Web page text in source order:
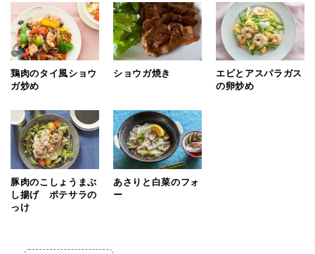
鶏肉のタイ風ショウ
ガ炒め
ショウガ焼き
エビとアスパラガス
の卵炒め
豚肉のこしょうまぶ
し揚げ ポテサラの
っけ
あさりと白菜のフォ
ー